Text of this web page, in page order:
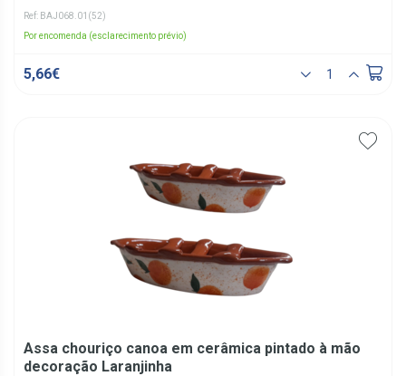
Ref: BAJ068.01(52)
Por encomenda (esclarecimento prévio)
5,66€
Assa chouriço canoa em cerâmica pintado à mão
decoração Laranjinha